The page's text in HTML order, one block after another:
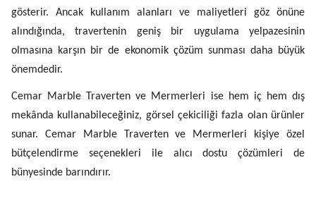
gösterir. Ancak kullanım alanları ve maliyetleri göz önüne
alındığında, travertenin geniş bir uygulama yelpazesinin
olmasına karşın bir de ekonomik çözüm sunması daha büyük
önemdedir.
Cemar Marble Traverten ve Mermerleri ise hem iç hem dış
mekânda kullanabileceğiniz, görsel çekiciliği fazla olan ürünler
sunar. Cemar Marble Traverten ve Mermerleri kişiye özel
bütçelendirme seçenekleri ile alıcı dostu çözümleri de
bünyesinde barındırır.